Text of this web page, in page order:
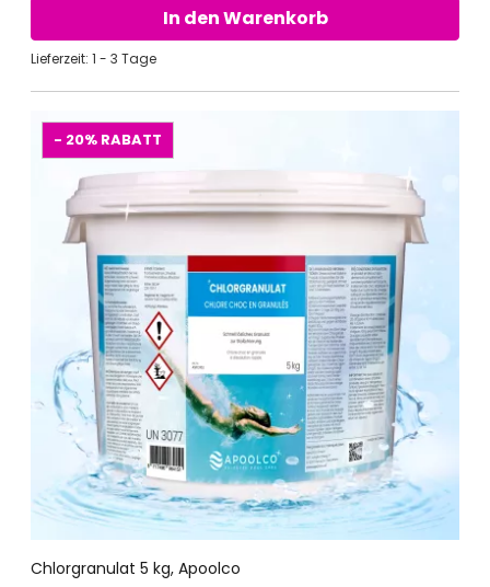
In den Warenkorb
Lieferzeit: 1 - 3 Tage
- 20% RABATT
Chlorgranulat 5 kg, Apoolco